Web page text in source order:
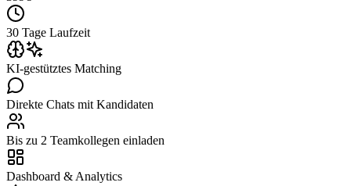
30 Tage Laufzeit
KI-gestütztes Matching
Direkte Chats mit Kandidaten
Bis zu 2 Teamkollegen einladen
Dashboard & Analytics